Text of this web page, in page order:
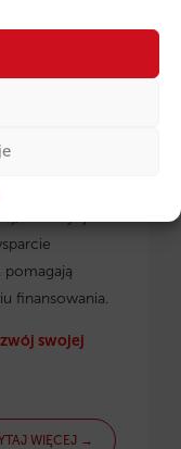
skorzystać z
pomagają
finansowania.
swojej
WIĘCEJ →